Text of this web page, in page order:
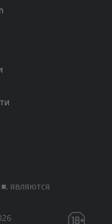
являются